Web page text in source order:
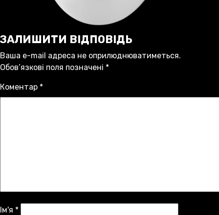
ЗАЛИШИТИ ВІДПОВІДЬ
Ваша e-mail адреса не оприлюднюватиметься.
Обов’язкові поля позначені *
Коментар *
Ім'я *